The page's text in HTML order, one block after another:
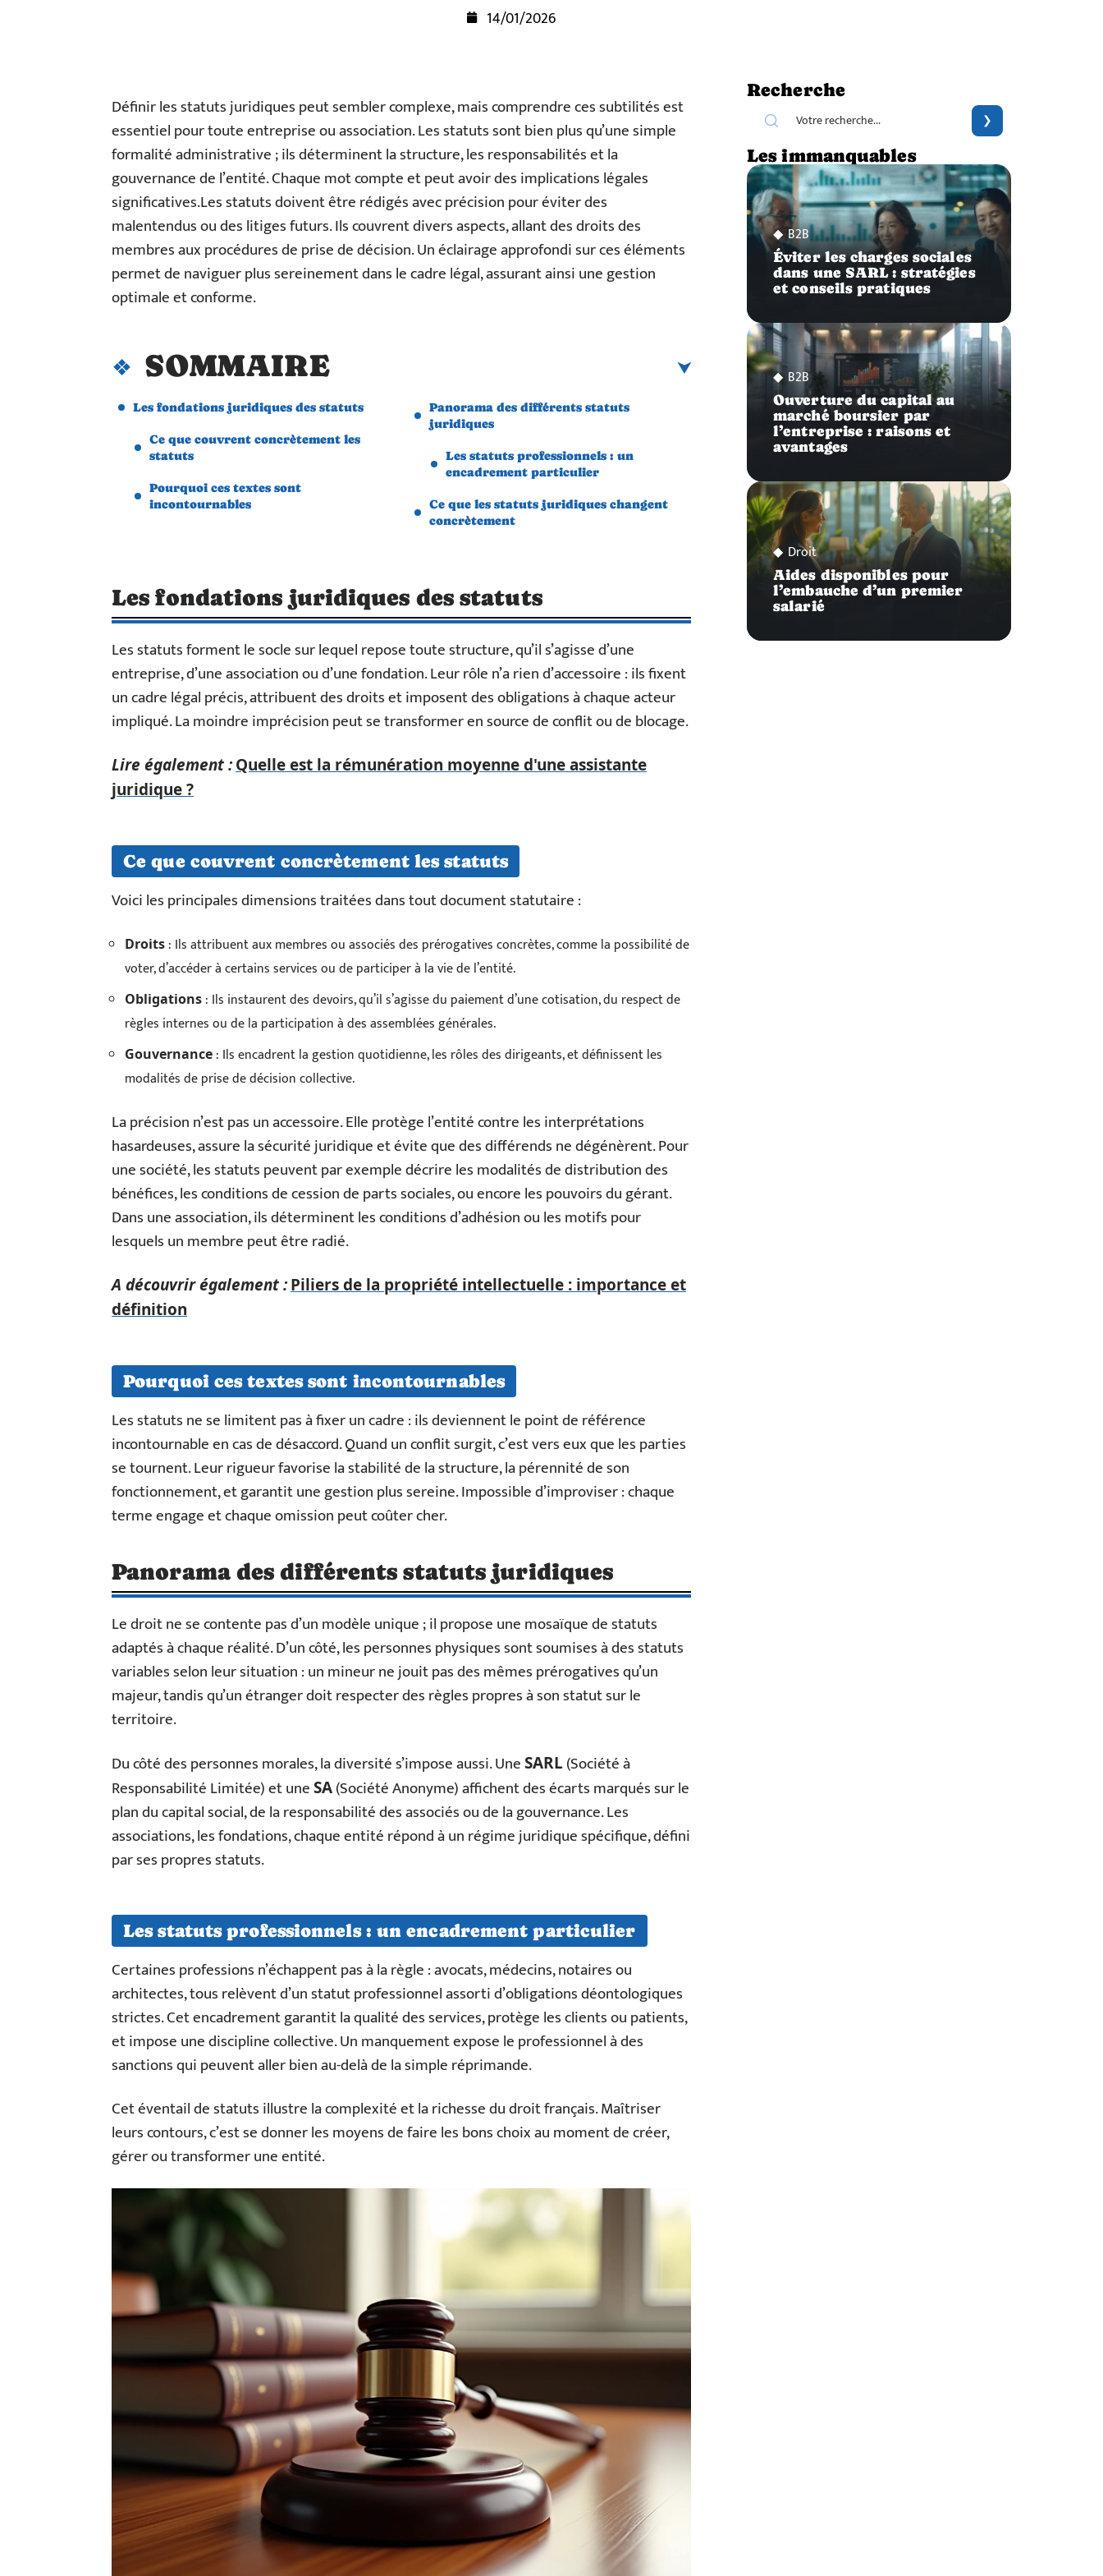
14/01/2026
Définir les statuts juridiques peut sembler complexe, mais comprendre ces subtilités est
essentiel pour toute entreprise ou association. Les statuts sont bien plus qu’une simple
formalité administrative ; ils déterminent la structure, les responsabilités et la
gouvernance de l’entité. Chaque mot compte et peut avoir des implications légales
significatives.Les statuts doivent être rédigés avec précision pour éviter des
malentendus ou des litiges futurs. Ils couvrent divers aspects, allant des droits des
membres aux procédures de prise de décision. Un éclairage approfondi sur ces éléments
permet de naviguer plus sereinement dans le cadre légal, assurant ainsi une gestion
optimale et conforme.
SOMMAIRE
Les fondations juridiques des statuts
Ce que couvrent concrètement les
statuts
Pourquoi ces textes sont
incontournables
Panorama des différents statuts
juridiques
Les statuts professionnels : un
encadrement particulier
Ce que les statuts juridiques changent
concrètement
Les fondations juridiques des statuts
Les statuts forment le socle sur lequel repose toute structure, qu’il s’agisse d’une
entreprise, d’une association ou d’une fondation. Leur rôle n’a rien d’accessoire : ils fixent
un cadre légal précis, attribuent des droits et imposent des obligations à chaque acteur
impliqué. La moindre imprécision peut se transformer en source de conflit ou de blocage.
Lire également :Quelle est la rémunération moyenne d'une assistante
juridique ?
Ce que couvrent concrètement les statuts
Voici les principales dimensions traitées dans tout document statutaire :
Droits : Ils attribuent aux membres ou associés des prérogatives concrètes, comme la possibilité de
voter, d’accéder à certains services ou de participer à la vie de l’entité.
Obligations : Ils instaurent des devoirs, qu’il s’agisse du paiement d’une cotisation, du respect de
règles internes ou de la participation à des assemblées générales.
Gouvernance : Ils encadrent la gestion quotidienne, les rôles des dirigeants, et définissent les
modalités de prise de décision collective.
La précision n’est pas un accessoire. Elle protège l’entité contre les interprétations
hasardeuses, assure la sécurité juridique et évite que des différends ne dégénèrent. Pour
une société, les statuts peuvent par exemple décrire les modalités de distribution des
bénéfices, les conditions de cession de parts sociales, ou encore les pouvoirs du gérant.
Dans une association, ils déterminent les conditions d’adhésion ou les motifs pour
lesquels un membre peut être radié.
A découvrir également :Piliers de la propriété intellectuelle : importance et
définition
Pourquoi ces textes sont incontournables
Les statuts ne se limitent pas à fixer un cadre : ils deviennent le point de référence
incontournable en cas de désaccord. Quand un conflit surgit, c’est vers eux que les parties
se tournent. Leur rigueur favorise la stabilité de la structure, la pérennité de son
fonctionnement, et garantit une gestion plus sereine. Impossible d’improviser : chaque
terme engage et chaque omission peut coûter cher.
Panorama des différents statuts juridiques
Le droit ne se contente pas d’un modèle unique ; il propose une mosaïque de statuts
adaptés à chaque réalité. D’un côté, les personnes physiques sont soumises à des statuts
variables selon leur situation : un mineur ne jouit pas des mêmes prérogatives qu’un
majeur, tandis qu’un étranger doit respecter des règles propres à son statut sur le
territoire.
Du côté des personnes morales, la diversité s’impose aussi. UneSARL (Société à
Responsabilité Limitée) et uneSA(Société Anonyme) affichent des écarts marqués sur le
plan du capital social, de la responsabilité des associés ou de la gouvernance. Les
associations, les fondations, chaque entité répond à un régime juridique spécifique, défini
par ses propres statuts.
Les statuts professionnels : un encadrement particulier
Certaines professions n’échappent pas à la règle : avocats, médecins, notaires ou
architectes, tous relèvent d’un statut professionnel assorti d’obligations déontologiques
strictes. Cet encadrement garantit la qualité des services, protège les clients ou patients,
et impose une discipline collective. Un manquement expose le professionnel à des
sanctions qui peuvent aller bien au-delà de la simple réprimande.
Cet éventail de statuts illustre la complexité et la richesse du droit français. Maîtriser
leurs contours, c’est se donner les moyens de faire les bons choix au moment de créer,
gérer ou transformer une entité.
Recherche
Les immanquables
B2B
Éviter les charges sociales
dans une SARL : stratégies
et conseils pratiques
B2B
Ouverture du capital au
marché boursier par
l’entreprise : raisons et
avantages
Droit
Aides disponibles pour
l’embauche d’un premier
salarié